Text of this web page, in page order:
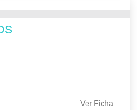
Ver Ficha